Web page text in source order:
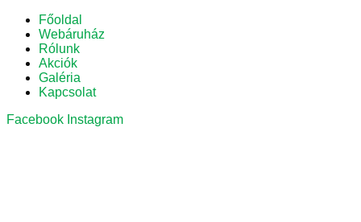
Főoldal
Webáruház
Rólunk
Akciók
Galéria
Kapcsolat
Facebook Instagram